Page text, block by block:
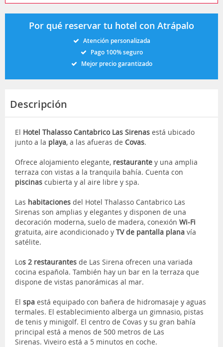
Por qué reservar tu hotel con Atrápalo
Atención personalizada
Pago 100% seguro
Mejor precio garantizado
Descripción
El Hotel Thalasso Cantabrico Las Sirenas está ubicado
junto a la playa, a las afueras de Covas.
Ofrece alojamiento elegante, restaurante y una amplia
terraza con vistas a la tranquila bahía. Cuenta con
piscinas cubierta y al aire libre y spa.
Las habitaciones del Hotel Thalasso Cantabrico Las
Sirenas son amplias y elegantes y disponen de una
decoración moderna, suelo de madera, conexión Wi-Fi
gratuita, aire acondicionado y TV de pantalla plana vía
satélite.
Los 2 restaurantes de Las Sirena ofrecen una variada
cocina española. También hay un bar en la terraza que
dispone de vistas panorámicas al mar.
El spa está equipado con bañera de hidromasaje y aguas
termales. El establecimiento alberga un gimnasio, pistas
de tenis y minigolf. El centro de Covas y su gran bahía
principal está a menos de 500 metros de Las
Sirenas. Viveiro está a 5 minutos en coche.